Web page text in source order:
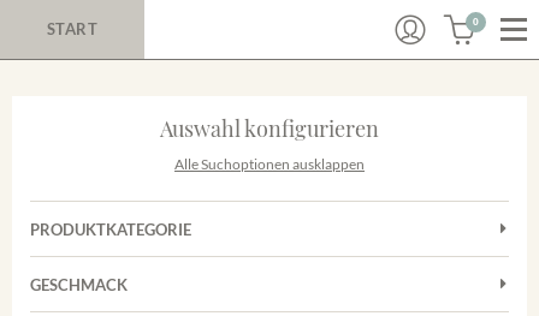
START 0
Auswahl konfigurieren
Alle Suchoptionen ausklappen
PRODUKTKATEGORIE
Cuvées
GESCHMACK